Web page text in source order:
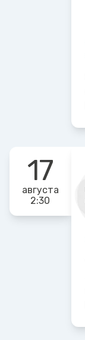
17
августа
2:30